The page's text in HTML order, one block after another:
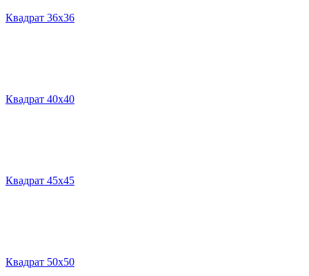
Квадрат 36х36
Квадрат 40х40
Квадрат 45х45
Квадрат 50х50